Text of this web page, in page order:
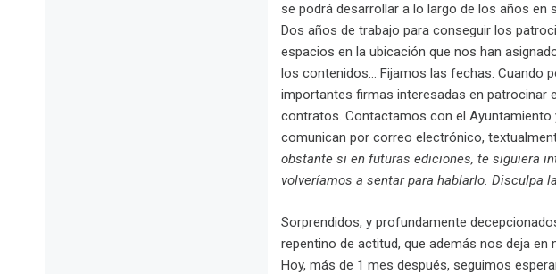
se podrá desarrollar a lo largo de los años
Dos años de trabajo para conseguir los
espacios en la ubicación que nos han
los contenidos… Fijamos las fechas. Cuando
importantes firmas interesadas en patrocinar
contratos. Contactamos con el
comunican por correo electrónico,
obstante si en futuras ediciones, te siguiera
volveríamos a sentar para hablarlo. Disculpa
Sorprendidos, y profundamente
repentino de actitud, que además nos deja
Hoy, más de 1 mes después, seguimos